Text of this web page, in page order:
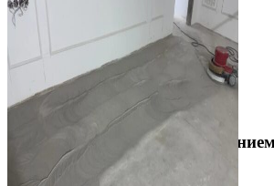
Шлифовка стяжки с
1 500 ₽